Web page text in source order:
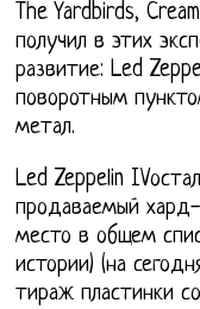
The Yardbirds,
получил в этих
развитие: Led
поворотным
метал.
Led Zeppelin
продаваемый
место в общем
истории) (на
тираж пластинки